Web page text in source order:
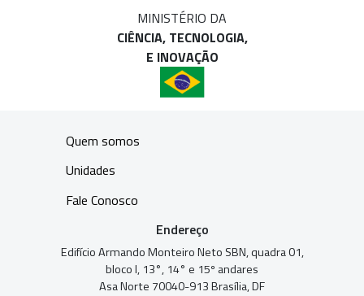
MINISTÉRIO DA
CIÊNCIA, TECNOLOGIA,
E INOVAÇÃO
Quem somos
Unidades
Fale Conosco
Endereço
Edifício Armando Monteiro Neto SBN, quadra 01,
bloco I, 13°, 14° e 15º andares
Asa Norte 70040-913 Brasília, DF